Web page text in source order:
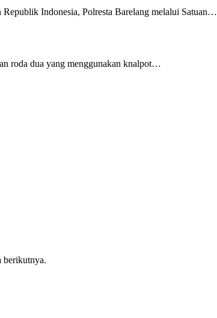
Indonesia, Polresta Barelang melalui Satuan…
roda dua yang menggunakan knalpot…
berikutnya.